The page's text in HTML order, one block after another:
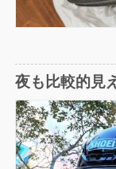
夜も比較的見